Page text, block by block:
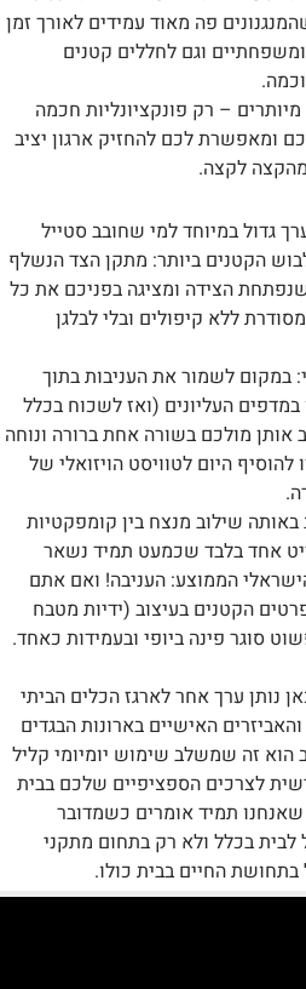
פה מאוד עמידים לאורך זמן
וגם לחללים קטנים
– רק פונקציונליות חכמה
ומאפשרת לכם להחזיק ארגון יציב
לקצה.
גדול במיוחד למי שחובב סטייל
הקטנים ביותר: מתקן הצד הנשלף
הצידה ומציגה בפניכם את כל
ללא קיפולים ובלי לבלגן
במקום לשמור את העניבות בתוך
העליונים (ואז לשכוח בכלל
מולכם בשורה אחת ברורה ונוחה
היום לטוויסט הויזואלי של
באותה שילוב מנצח בין קומפקטיות
אחד בלבד שכמעט תמיד נשאר
הממוצע: העניבה! ואם אתם
הקטנים בעיצוב (ידיות מטבח
סוגר פינה ביופי ובעמידות כאחד.
נותן ערך אחר לארגז הכלים הביתי
האישיים בארונות הבגדים
זה שמשלב שימוש יומיומי קליל
לצרכים הספציפיים שלכם בבית
תמיד אומרים כשמדובר
לבית בכלל ולא רק בתחום מתקני
בתחושת החיים בבית כולו.